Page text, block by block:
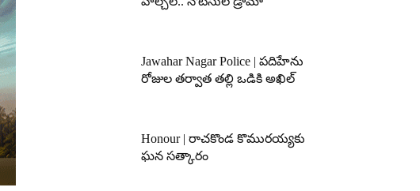
Jawahar Nagar Police | పదిహేను
రోజుల తర్వాత తల్లి ఒడికి అఖిల్
Honour | రాచకొండ కొమురయ్యకు
ఘన సత్కారం